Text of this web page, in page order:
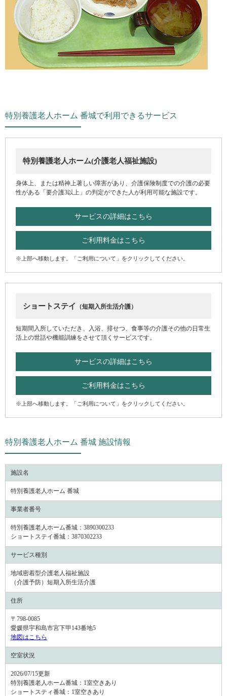
特別養護老人ホーム 番城で利用できるサービス
特別養護老人ホーム(介護老人福祉施設)
身体上、または精神上著しい障害があり、介護保険制度での介護の必要
性がある「要介護3以上」の判定ができた人が利用可能な施設です。
サービスの詳細はこちら
ご利用料金はこちら
※上部へ移動します。「ご利用について」をクリックしてください。
ショートステイ （短期入所生活介護）
短期間入所していただき、入浴、排せつ、食事等の介護その他の日常生
活上の世話や機能訓練をさせて頂くサービスです。
サービスの詳細はこちら
ご利用料金はこちら
※上部へ移動します。「ご利用について」をクリックしてください。
特別養護老人ホーム 番城 施設情報
施設名
特別養護老人ホーム 番城
事業者番号
特別養護老人ホーム番城：3890300233
ショートステイ番城：3870302233
サービス種別
地域密着型介護老人福祉施設
（介護予防）短期入所生活介護
住所
〒798-0085
愛媛県宇和島市宮下甲143番地5
地図はこちら
空室状況
2026/07/15更新
特別養護老人ホーム番城： 1室空きあり
ショートスティ番城： 1室空きあり